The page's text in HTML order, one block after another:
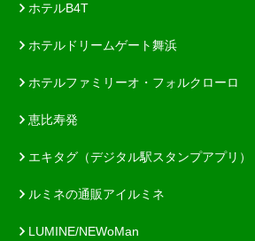
ホテルB4T
ホテルドリームゲート舞浜
ホテルファミリーオ・フォルクローロ
恵比寿発
エキタグ（デジタル駅スタンプアプリ）
ルミネの通販アイルミネ
LUMINE/NEWoMan